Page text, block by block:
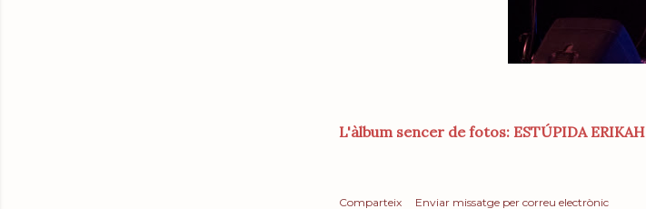
L'àlbum sencer de fotos: ESTÚPIDA ERIKAH
Comparteix Enviar missatge per correu electrònic